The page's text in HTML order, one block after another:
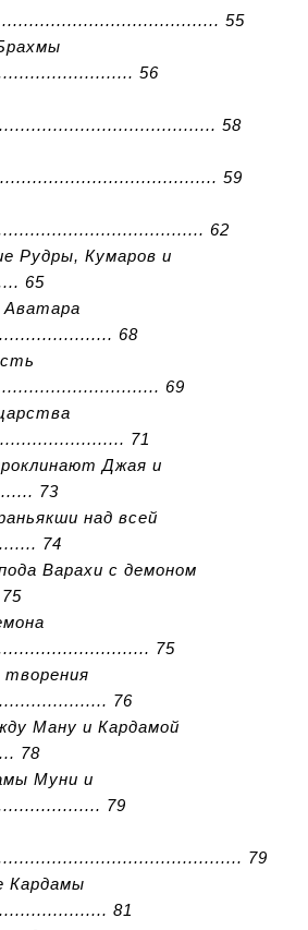
55
56
58
59
62
Рудры, Кумаров и
65
Аватара
68
69
71
Джая и
73
над всей
74
Варахи с демоном
75
творения
76
Ману и Кардамой
78
Муни и
79
79
Кардамы
81